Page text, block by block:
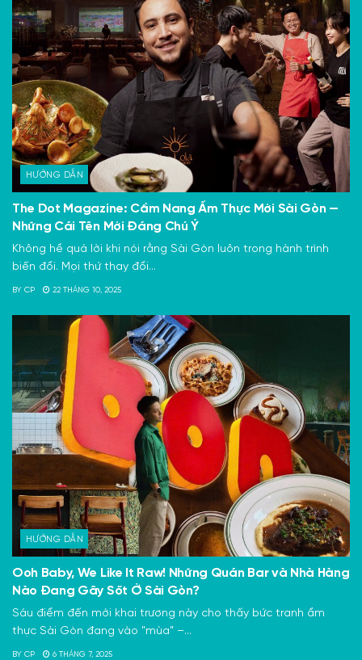
HƯỚNG DẪN
The Dot Magazine: Cẩm Nang Ẩm Thực Mới Sài Gòn —
Những Cái Tên Mới Đáng Chú Ý
Không hề quá lời khi nói rằng Sài Gòn luôn trong hành trình
biến đổi. Mọi thứ thay đổi...
BY CP 22 THÁNG 10, 2025
HƯỚNG DẪN
Ooh Baby, We Like It Raw! Những Quán Bar và Nhà Hàng
Nào Đang Gây Sốt Ở Sài Gòn?
Sáu điểm đến mới khai trương này cho thấy bức tranh ẩm
thực Sài Gòn đang vào "mùa” –...
BY CP 6 THÁNG 7, 2025